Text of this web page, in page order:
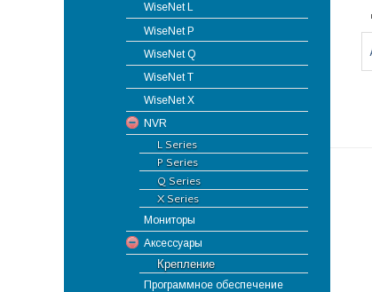
WiseNet L
WiseNet P
WiseNet Q
WiseNet T
WiseNet X
NVR
L Series
P Series
Q Series
X Series
Мониторы
Аксессуары
Крепление
Программное обеспечение